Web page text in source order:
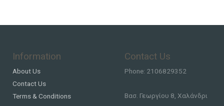
Information
About Us
Contact Us
Terms & Conditions
Contact Us
Phone: 2106829352
Βασ. Γεωργίου 8, Χαλάνδρι